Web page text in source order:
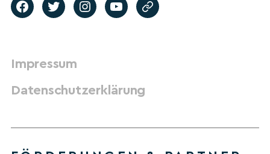
Impressum
Datenschutzerklärung